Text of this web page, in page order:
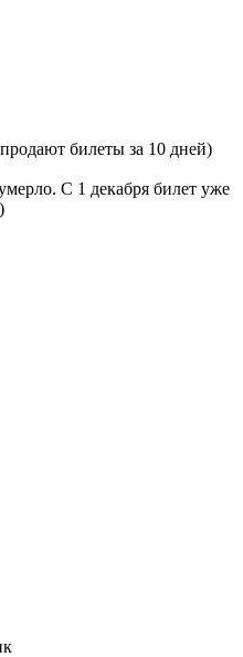
билеты за 10 дней)
С 1 декабря билет уже